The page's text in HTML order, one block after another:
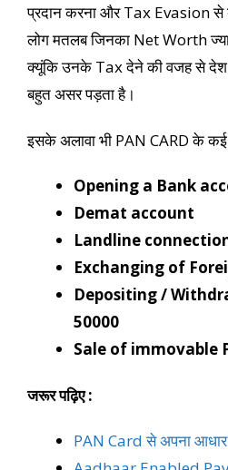
प्रदान करना और Tax Evasion से
लोग मतलब जिनका Net Worth
क्यूंकि उनके Tax देने की वजह से
बहुत असर पड़ता है।
इसके अलावा भी PAN CARD के
Opening a Bank
Demat account
Landline
Exchanging of
Depositing /
50000
Sale of immovable
जरूर पढ़िए :
PAN Card से अपना